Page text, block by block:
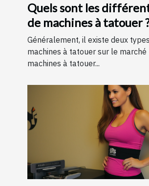
Quels sont les
de machines à tatouer
Généralement, il existe deux
machines à tatouer sur le marché
machines à tatouer...